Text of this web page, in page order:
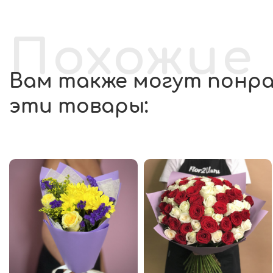
Похожие
Вам также могут
эти товары: